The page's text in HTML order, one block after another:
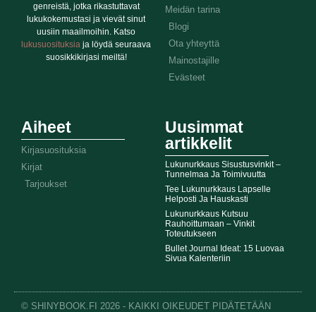
genreistä, jotka rikastuttavat
lukukokemustasi ja vievät sinut
uusiin maailmoihin. Katso
lukusuosituksia ja löydä seuraava
suosikkikirjasi meiltä!
Meidän tarina
Blogi
Ota yhteyttä
Mainostajille
Evästeet
Aiheet
Kirjasuosituksia
Kirjat
Tarjoukset
Uusimmat
artikkelit
Lukunurkkaus Sisustusvinkit –
Tunnelmaa Ja Toimivuutta
Tee Lukunurkkaus Lapselle
Helposti Ja Hauskasti
Lukunurkkaus Kutsuu
Rauhoittumaan – Vinkit
Toteutukseen
Bullet Journal Ideat: 15 Luovaa
Sivua Kalenteriin
© SHINYBOOK.FI 2026 - KAIKKI OIKEUDET PIDÄTETÄÄN